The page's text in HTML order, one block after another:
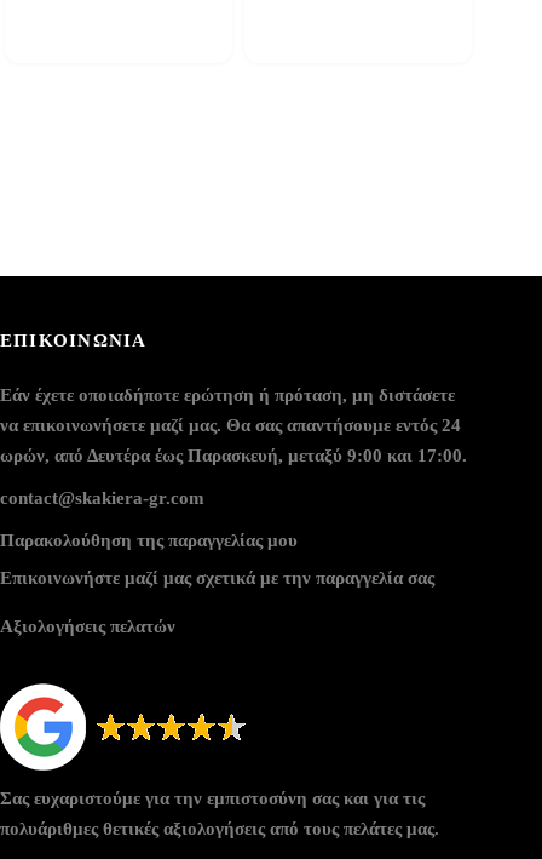
ΕΠΙΚΟΙΝΩΝΙΑ
Εάν έχετε οποιαδήποτε ερώτηση ή πρόταση, μη διστάσετε
να επικοινωνήσετε μαζί μας. Θα σας απαντήσουμε εντός 24
ωρών, από Δευτέρα έως Παρασκευή, μεταξύ 9:00 και 17:00.
contact@skakiera-gr.com
Παρακολούθηση της παραγγελίας μου
Επικοινωνήστε μαζί μας σχετικά με την παραγγελία σας
Αξιολογήσεις πελατών
Σας ευχαριστούμε για την εμπιστοσύνη σας και για τις
πολυάριθμες θετικές αξιολογήσεις από τους πελάτες μας.